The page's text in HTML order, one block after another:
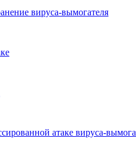
вируса-вымогателя
атаке вируса-